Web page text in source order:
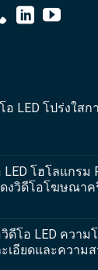
อ LED โปร่งใส
โฮโลแกรม
งวิดีโอโฆษณาค
ดีโอ LED ความ
เอียดและความส